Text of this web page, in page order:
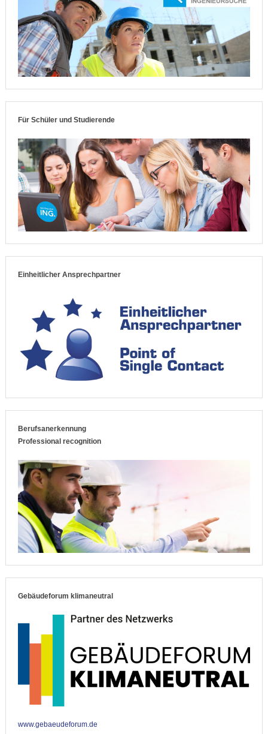
Für Schüler und Studierende
Einheitlicher Ansprechpartner
Berufsanerkennung
Professional recognition
Gebäudeforum klimaneutral
www.gebaeudeforum.de